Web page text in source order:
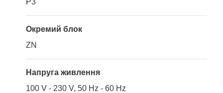
Окремий блок
ZN
Напруга живлення
100 V - 230 V, 50 Hz - 60 Hz